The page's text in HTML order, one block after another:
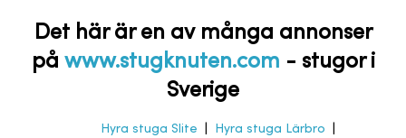
Det här är en av många annonser
på www.stugknuten.com - stugor i
Sverige
Hyra stuga Slite Hyra stuga Lärbro